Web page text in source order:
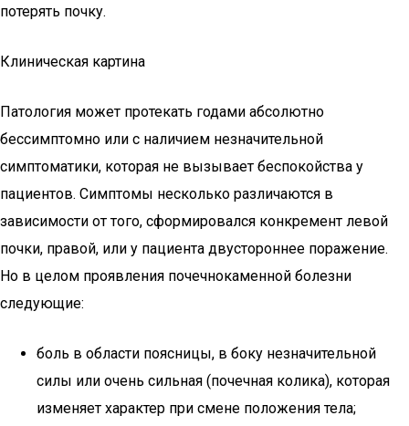
потерять почку.
Клиническая картина
Патология может протекать годами абсолютно
бессимптомно или с наличием незначительной
симптоматики, которая не вызывает беспокойства у
пациентов. Симптомы несколько различаются в
зависимости от того, сформировался конкремент левой
почки, правой, или у пациента двустороннее поражение.
Но в целом проявления почечнокаменной болезни
следующие:
боль в области поясницы, в боку незначительной
силы или очень сильная (почечная колика), которая
изменяет характер при смене положения тела;